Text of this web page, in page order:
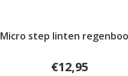
Micro step linten
€12,95